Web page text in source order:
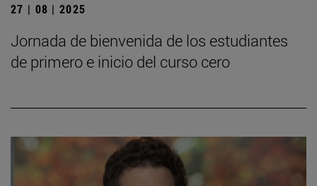
27 | 08 | 2025
Jornada de bienvenida de los estudiantes
de primero e inicio del curso cero